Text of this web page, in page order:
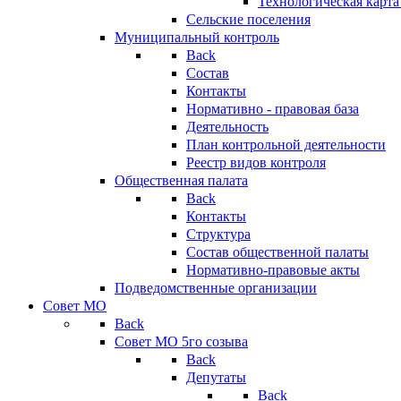
Сельские поселения
Муниципальный контроль
Back
Состав
Контакты
Нормативно - правовая база
Деятельность
План контрольной деятельности
Реестр видов контроля
Общественная палата
Back
Контакты
Структура
Состав общественной палаты
Нормативно-правовые акты
Подведомственные организации
Совет МО
Back
Совет МО 5го созыва
Back
Депутаты
Back